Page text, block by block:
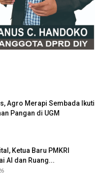
Agro Merapi Sembada Ikuti
Pangan di UGM
Ketua Baru PMKRI
AI dan Ruang...